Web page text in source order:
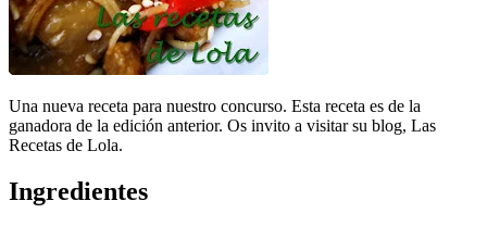
Una nueva receta para nuestro concurso. Esta receta es de la
ganadora de la edición anterior. Os invito a visitar su blog, Las
Recetas de Lola.
Ingredientes